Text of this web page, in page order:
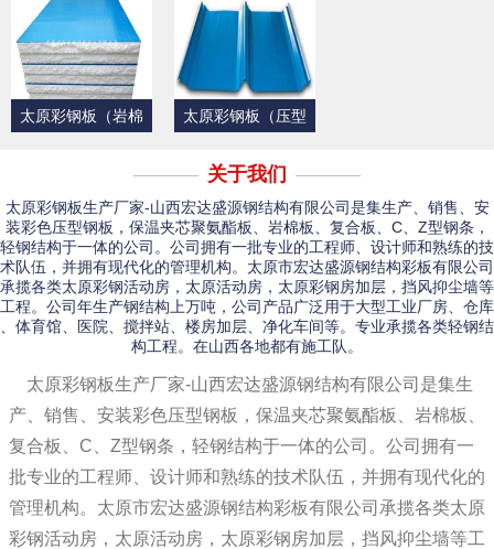
太原彩钢板（岩棉
太原彩钢板（压型
关于我们
太原彩钢板生产厂家-山西宏达盛源钢结构有限公司是集生产、销售、安
装彩色压型钢板，保温夹芯聚氨酯板、岩棉板、复合板、C、Z型钢条，
轻钢结构于一体的公司。公司拥有一批专业的工程师、设计师和熟练的技
术队伍，并拥有现代化的管理机构。太原市宏达盛源钢结构彩板有限公司
承揽各类太原彩钢活动房，太原活动房，太原彩钢房加层，挡风抑尘墙等
工程。公司年生产钢结构上万吨，公司产品广泛用于大型工业厂房、仓库
、体育馆、医院、搅拌站、楼房加层、净化车间等。专业承揽各类轻钢结
构工程。在山西各地都有施工队。
太原彩钢板生产厂家-山西宏达盛源钢结构有限公司是集生
产、销售、安装彩色压型钢板，保温夹芯聚氨酯板、岩棉板、
复合板、C、Z型钢条，轻钢结构于一体的公司。公司拥有一
批专业的工程师、设计师和熟练的技术队伍，并拥有现代化的
管理机构。太原市宏达盛源钢结构彩板有限公司承揽各类太原
彩钢活动房，太原活动房，太原彩钢房加层，挡风抑尘墙等工